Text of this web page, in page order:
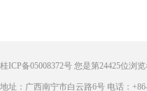
桂ICP备05008372号 您是第24425位浏
地址：广西南宁市白云路6号 电话：